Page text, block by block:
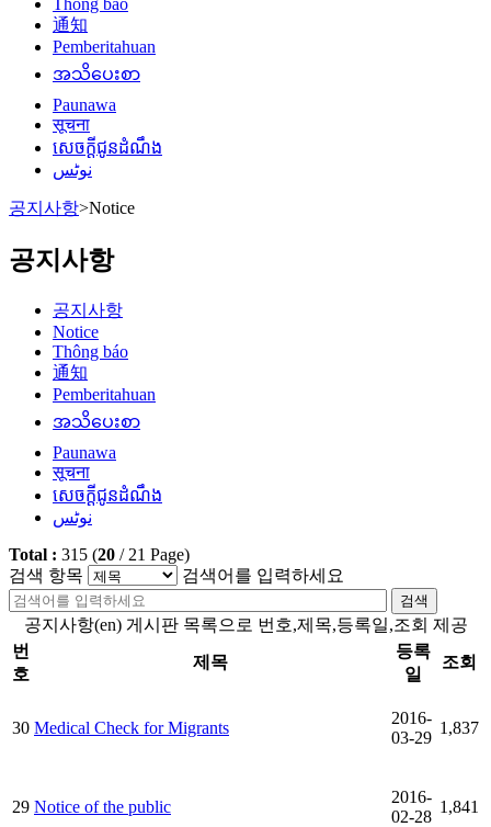
通知
Pemberitahuan
အသိပေးစာ
Paunawa
सूचना
សេចក្តីជូនដំណឹង
نوٹس
공지사항>Notice
공지사항
공지사항
Notice
Thông báo
通知
Pemberitahuan
အသိပေးစာ
Paunawa
सूचना
សេចក្តីជូនដំណឹង
نوٹس
Total : 315 (20 / 21 Page)
검색 항목
검색어를 입력하세요
검색
공지사항(en) 게시판 목록으로 번호,제목,등록일,조회 제공
번
호
제목
등록
일
조회
30 Medical Check for Migrants
2016-
03-29
1,837
29 Notice of the public
2016-
02-28
1,841